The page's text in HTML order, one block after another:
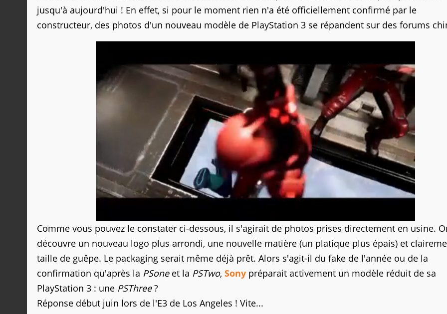
jusqu'à aujourd'hui ! En effet, si pour le moment rien n'a été officiellement confirmé par le
constructeur, des photos d'un nouveau modèle de PlayStation 3 se répandent sur des forums
Comme vous pouvez le constater ci-dessous, il s'agirait de photos prises directement en usine.
découvre un nouveau logo plus arrondi, une nouvelle matière (un platique plus épais) et
taille de guêpe. Le packaging serait même déjà prêt. Alors s'agit-il du fake de l'année ou de la
confirmation qu'après la PSoneet la PSTwo, Sony préparait activement un modèle réduit de sa
PlayStation 3 : une PSThree?
Réponse début juin lors de l'E3 de Los Angeles ! Vite...